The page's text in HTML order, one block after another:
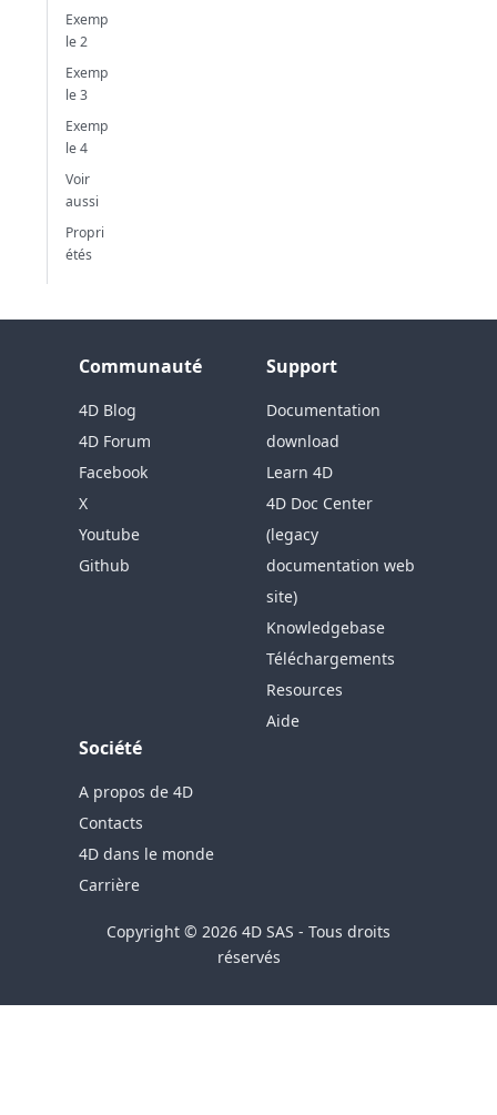
Exemp
le 2
Exemp
le 3
Exemp
le 4
Voir
aussi
Propri
étés
Communauté
4D Blog
4D Forum
Facebook
X
Youtube
Github
Support
Documentation
download
Learn 4D
4D Doc Center
(legacy
documentation web
site)
Knowledgebase
Téléchargements
Resources
Aide
Société
A propos de 4D
Contacts
4D dans le monde
Carrière
Copyright © 2026 4D SAS - Tous droits
réservés